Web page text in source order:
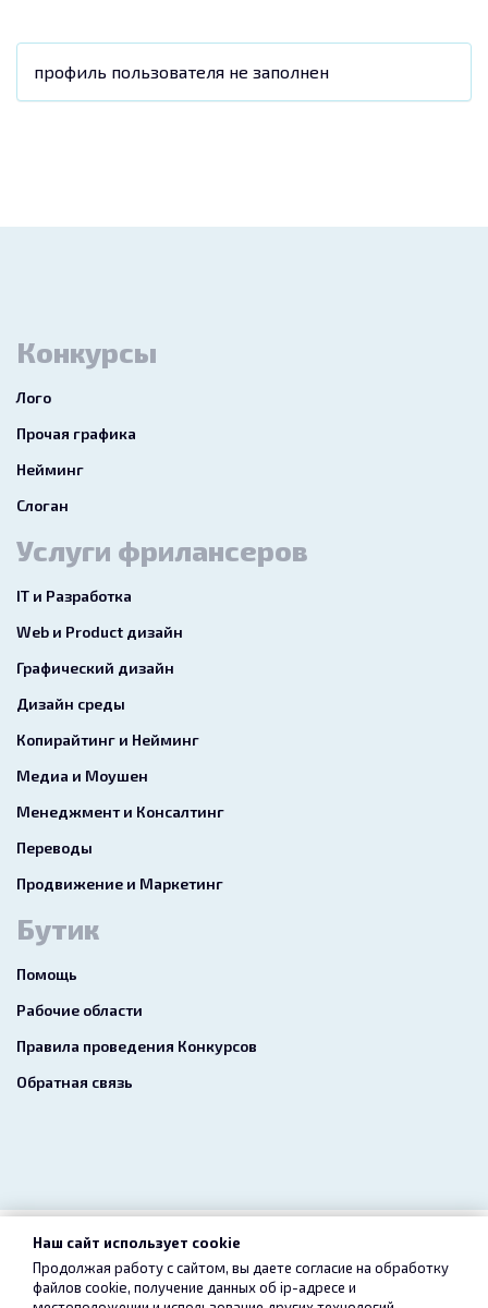
профиль пользователя не заполнен
Конкурсы
Лого
Прочая графика
Нейминг
Слоган
Услуги фрилансеров
IT и Разработка
Web и Product дизайн
Графический дизайн
Дизайн среды
Копирайтинг и Нейминг
Медиа и Моушен
Менеджмент и Консалтинг
Переводы
Продвижение и Маркетинг
Бутик
Помощь
Рабочие области
Правила проведения Конкурсов
Обратная связь
2026 freelance.boutique
Пользовательское соглашение Конфиденциальность
Наш сайт использует cookie
Продолжая работу с сайтом, вы даете согласие на обработку
файлов cookie, получение данных об ip-адресе и